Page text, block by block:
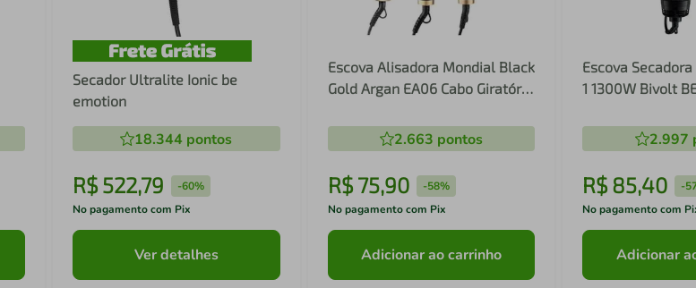
Secador Ultralite Ionic be
emotion
18.344 pontos
R$ 522,79 -60%
No pagamento com Pix
Ver detalhes
Escova Alisadora Mondial Black
Gold Argan EA06 Cabo Giratório
2.663 pontos
R$ 75,90 -58%
No pagamento com Pix
Adicionar ao carrinho
Escova
1 1300W Bivolt
2.997
R$85,40 -
No pagamento com
Adicionar